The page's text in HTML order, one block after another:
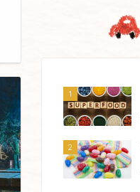
1
2